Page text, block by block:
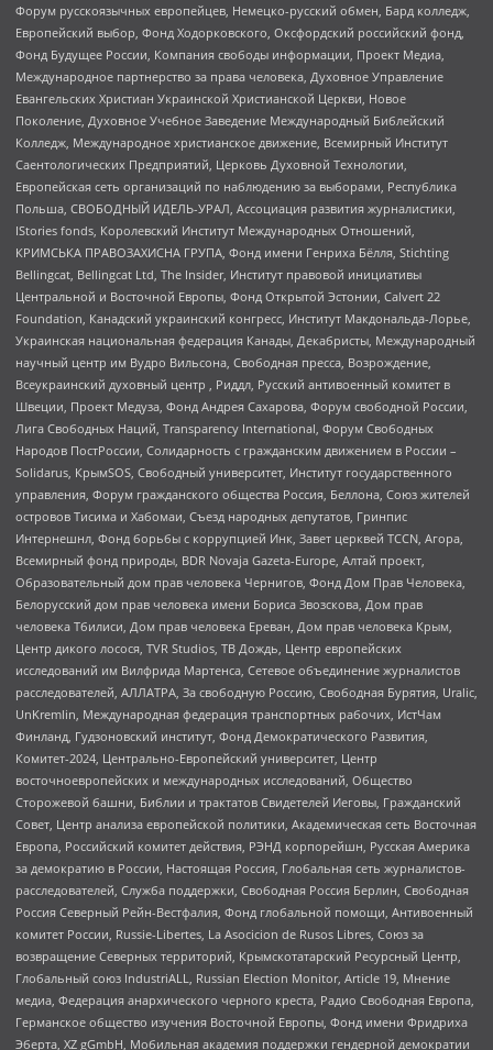
Форум русскоязычных европейцев, Немецко-русский обмен, Бард колледж,
Европейский выбор, Фонд Ходорковского, Оксфордский российский фонд,
Фонд Будущее России, Компания свободы информации, Проект Медиа,
Международное партнерство за права человека, Духовное Управление
Евангельских Христиан Украинской Христианской Церкви, Новое
Поколение, Духовное Учебное Заведение Международный Библейский
Колледж, Международное христианское движение, Всемирный Институт
Саентологических Предприятий, Церковь Духовной Технологии,
Европейская сеть организаций по наблюдению за выборами, Республика
Польша, СВОБОДНЫЙ ИДЕЛЬ-УРАЛ, Ассоциация развития журналистики,
IStories fonds, Королевский Институт Международных Отношений,
КРИМСЬКА ПРАВОЗАХИСНА ГРУПА, Фонд имени Генриха Бёлля, Stichting
Bellingcat, Bellingcat Ltd, The Insider, Институт правовой инициативы
Центральной и Восточной Европы, Фонд Открытой Эстонии, Calvert 22
Foundation, Канадский украинский конгресс, Институт Макдональда-Лорье,
Украинская национальная федерация Канады, Декабристы, Международный
научный центр им Вудро Вильсона, Свободная пресса, Возрождение,
Всеукраинский духовный центр , Риддл, Русский антивоенный комитет в
Швеции, Проект Медуза, Фонд Андрея Сахарова, Форум свободной России,
Лига Свободных Наций, Transparеncy International, Форум Свободных
Народов ПостРоссии, Солидарность с гражданским движением в России –
Solidarus, КрымSOS, Свободный университет, Институт государственного
управления, Форум гражданского общества Россия, Беллона, Союз жителей
островов Тисима и Хабомаи, Съезд народных депутатов, Гринпис
Интернешнл, Фонд борьбы с коррупцией Инк, Завет церквей TCCN, Агора,
Всемирный фонд природы, BDR Novaja Gazeta-Europe, Алтай проект,
Образовательный дом прав человека Чернигов, Фонд Дом Прав Человека,
Белорусский дом прав человека имени Бориса Звозскова, Дом прав
человека Тбилиси, Дом прав человека Ереван, Дом прав человека Крым,
Центр дикого лосося, TVR Studios, ТВ Дождь, Центр европейских
исследований им Вилфрида Мартенса, Сетевое объединение журналистов
расследователей, АЛЛАТРА, За свободную Россию, Свободная Бурятия, Uralic,
UnKremlin, Международная федерация транспортных рабочих, ИстЧам
Финланд, Гудзоновский институт, Фонд Демократического Развития,
Комитет-2024, Центрально-Европейский университет, Центр
восточноевропейских и международных исследований, Общество
Сторожевой башни, Библии и трактатов Свидетелей Иеговы, Гражданский
Совет, Центр анализа европейской политики, Академическая сеть Восточная
Европа, Российский комитет действия, РЭНД корпорейшн, Русская Америка
за демократию в России, Настоящая Россия, Глобальная сеть журналистов-
расследователей, Служба поддержки, Свободная Россия Берлин, Свободная
Россия Северный Рейн-Вестфалия, Фонд глобальной помощи, Антивоенный
комитет России, Russie-Libertes, La Asocicion de Rusos Libres, Союз за
возвращение Северных территорий, Крымскотатарский Ресурсный Центр,
Глобальный союз IndustriALL, Russian Election Monitor, Article 19, Мнение
медиа, Федерация анархического черного креста, Радио Свободная Европа,
Германское общество изучения Восточной Европы, Фонд имени Фридриха
Эберта, XZ gGmbH, Мобильная академия поддержки гендерной демократии